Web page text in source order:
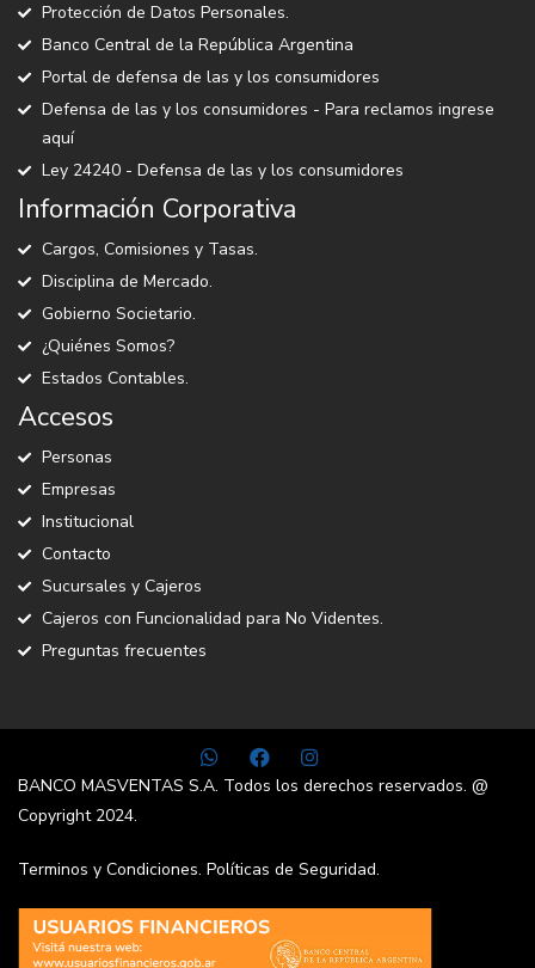
Protección de Datos Personales.
Banco Central de la República Argentina
Portal de defensa de las y los consumidores
Defensa de las y los consumidores - Para reclamos ingrese
aquí
Ley 24240 - Defensa de las y los consumidores
Información Corporativa
Cargos, Comisiones y Tasas.
Disciplina de Mercado.
Gobierno Societario.
¿Quiénes Somos?
Estados Contables.
Accesos
Personas
Empresas
Institucional
Contacto
Sucursales y Cajeros
Cajeros con Funcionalidad para No Videntes.
Preguntas frecuentes
BANCO MASVENTAS S.A. Todos los derechos reservados. @
Copyright 2024.
Terminos y Condiciones. Políticas de Seguridad.